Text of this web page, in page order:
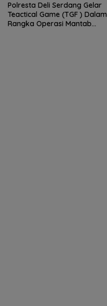
Polresta Deli Serdang Gelar
Teactical Game (TGF ) Dalam
Rangka Operasi Mantab